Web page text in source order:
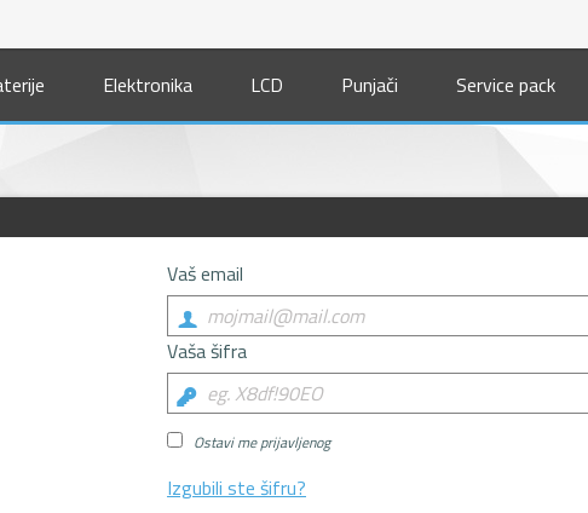
Elektronika LCD Punjači Service pack
Vaš email
Vaša šifra
Ostavi me prijavljenog
Izgubili ste šifru?